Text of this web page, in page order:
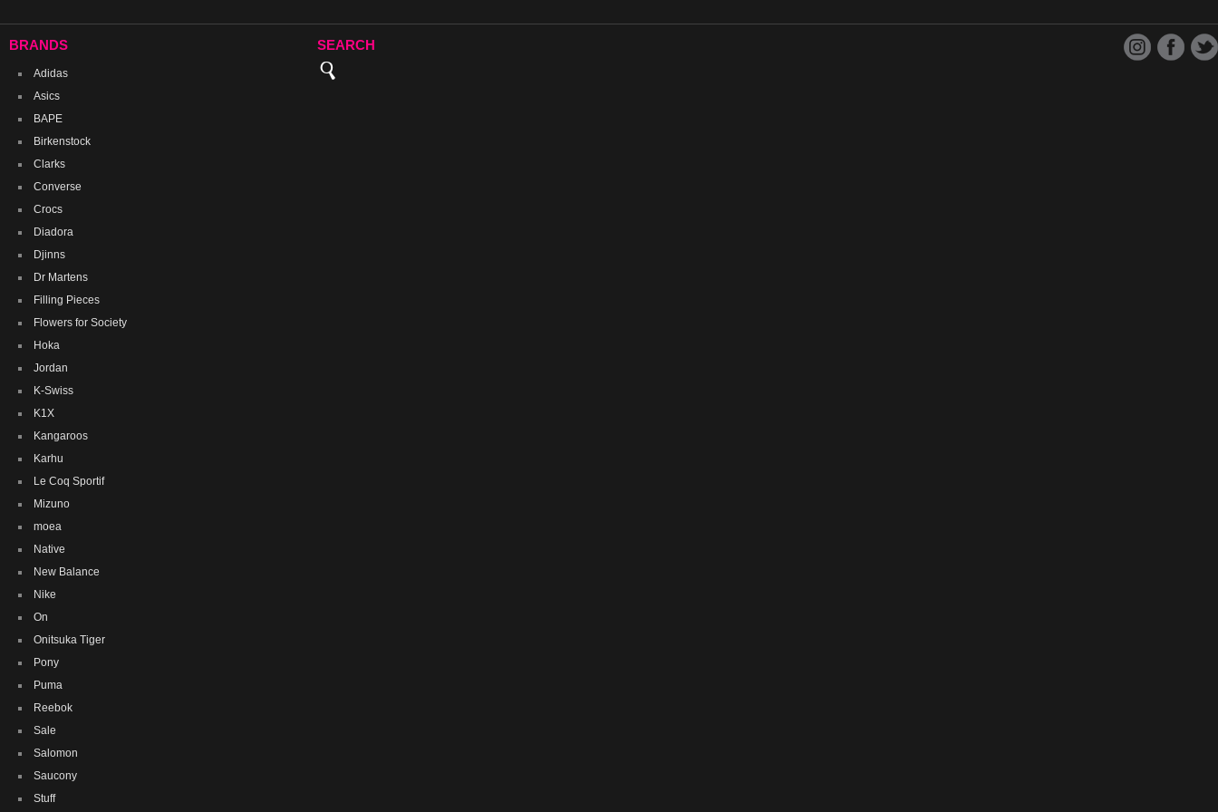
BRANDS
Adidas
Asics
BAPE
Birkenstock
Clarks
Converse
Crocs
Diadora
Djinns
Dr Martens
Filling Pieces
Flowers for Society
Hoka
Jordan
K-Swiss
K1X
Kangaroos
Karhu
Le Coq Sportif
Mizuno
moea
Native
New Balance
Nike
On
Onitsuka Tiger
Pony
Puma
Reebok
Sale
Salomon
Saucony
Stuff
SEARCH